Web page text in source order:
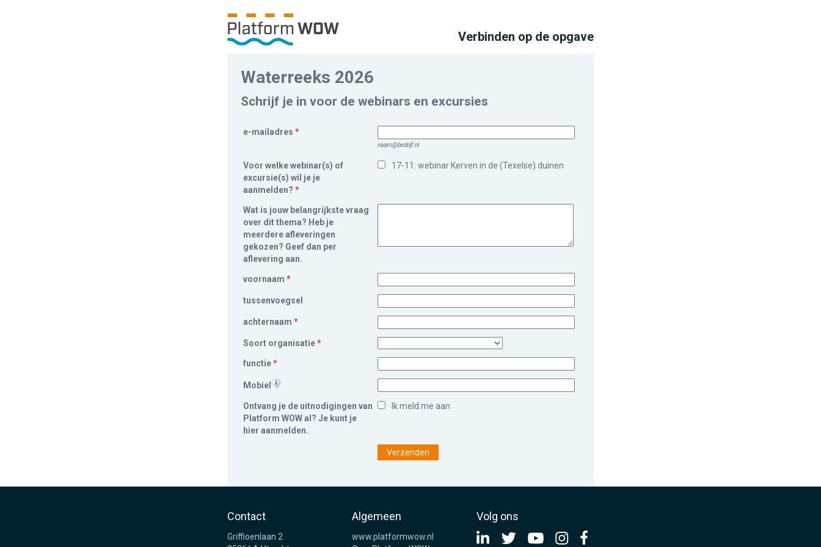
Verbinden op de opgave
Waterreeks 2026
Schrijf je in voor de webinars en excursies
e-mailadres *
naam@bedrijf.nl
Voor welke webinar(s) of
excursie(s) wil je je
aanmelden? *
17-11: webinar Kerven in de (Texelse) duinen
Wat is jouw belangrijkste vraag
over dit thema? Heb je
meerdere afleveringen
gekozen? Geef dan per
aflevering aan.
voornaam *
tussenvoegsel
achternaam *
Soort organisatie*
functie*
Mobiel
Ontvang je de uitnodigingen van
Platform WOW al? Je kunt je
hier aanmelden.
Ik meld me aan
Contact
Griffioenlaan 2
Algemeen
www.platformwow.nl
Volg ons